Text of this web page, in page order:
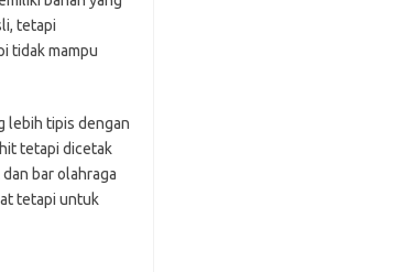
tetapi
tidak mampu
lebih tipis dengan
tetapi dicetak
bar olahraga
tetapi untuk